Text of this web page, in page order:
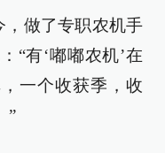
，做了专职农机手
“有‘嘟嘟农机’在
一个收获季，收
”